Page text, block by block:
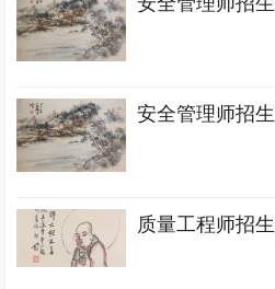
安全管理师招
质量工程师招